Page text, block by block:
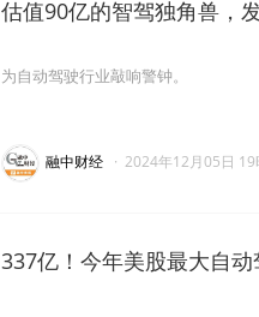
估值90亿的智驾独角兽，
为自动驾驶行业敲响警钟。
融中财经 · 2024年12月05日 19
337亿！今年美股最大自动